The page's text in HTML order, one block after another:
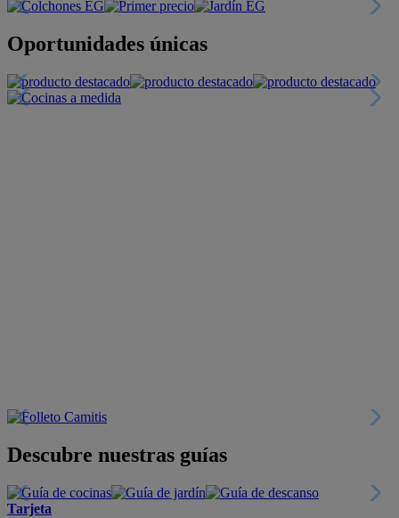
Oportunidades únicas
Descubre nuestras guías
Tarjeta